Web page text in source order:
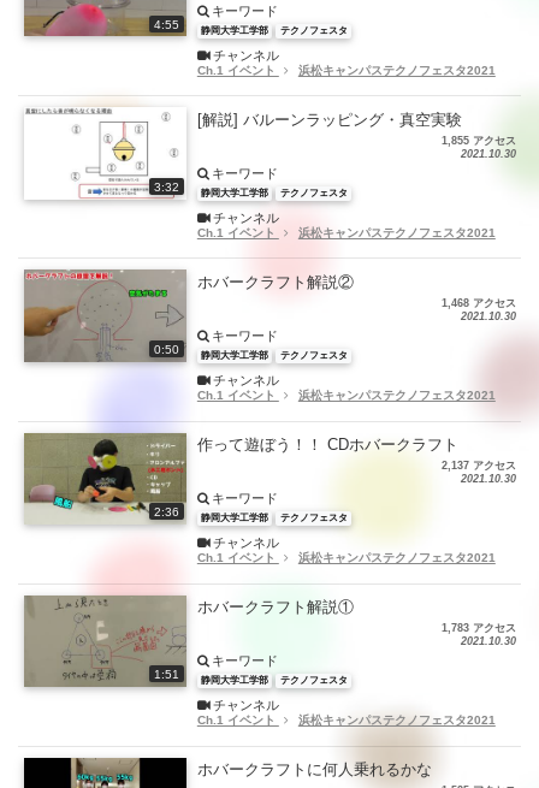
4:55
キーワード
静岡大学工学部 テクノフェスタ
チャンネル
Ch.1 イベント 浜松キャンパステクノフェスタ2021
3:32
[解説] バルーンラッピング・真空実験
1,855 アクセス
2021.10.30
キーワード
静岡大学工学部 テクノフェスタ
チャンネル
Ch.1 イベント 浜松キャンパステクノフェスタ2021
0:50
ホバークラフト解説②
1,468 アクセス
2021.10.30
キーワード
静岡大学工学部 テクノフェスタ
チャンネル
Ch.1 イベント 浜松キャンパステクノフェスタ2021
2:36
作って遊ぼう！！ CDホバークラフト
2,137 アクセス
2021.10.30
キーワード
静岡大学工学部 テクノフェスタ
チャンネル
Ch.1 イベント 浜松キャンパステクノフェスタ2021
1:51
ホバークラフト解説①
1,783 アクセス
2021.10.30
キーワード
静岡大学工学部 テクノフェスタ
チャンネル
Ch.1 イベント 浜松キャンパステクノフェスタ2021
ホバークラフトに何人乗れるかな